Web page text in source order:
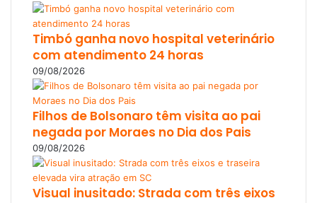
Timbó ganha novo hospital veterinário
com atendimento 24 horas
09/08/2026
Filhos de Bolsonaro têm visita ao pai
negada por Moraes no Dia dos Pais
09/08/2026
Visual inusitado: Strada com três eixos